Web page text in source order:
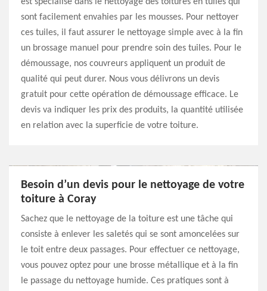
sont facilement envahies par les mousses. Pour nettoyer
ces tuiles, il faut assurer le nettoyage simple avec à la fin
un brossage manuel pour prendre soin des tuiles. Pour le
démoussage, nos couvreurs appliquent un produit de
qualité qui peut durer. Nous vous délivrons un devis
gratuit pour cette opération de démoussage efficace. Le
devis va indiquer les prix des produits, la quantité utilisée
en relation avec la superficie de votre toiture.
Besoin d’un devis pour le nettoyage de votre
toiture à Coray
Sachez que le nettoyage de la toiture est une tâche qui
consiste à enlever les saletés qui se sont amoncelées sur
le toit entre deux passages. Pour effectuer ce nettoyage,
vous pouvez optez pour une brosse métallique et à la fin
le passage du nettoyage humide. Ces pratiques sont à